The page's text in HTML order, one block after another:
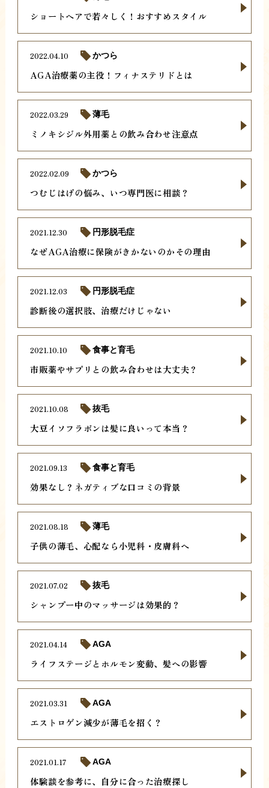
ショートヘアで若々しく！おすすめスタイル
AGA治療薬の主役！フィナステリドとは
2022.04.10 かつら
ミノキシジル外用薬との飲み合わせ注意点
2022.03.29 薄毛
つむじはげの悩み、いつ専門医に相談？
2022.02.09 かつら
なぜAGA治療に保険がきかないのかその理由
2021.12.30 円形脱毛症
診断後の選択肢、治療だけじゃない
2021.12.03 円形脱毛症
市販薬やサプリとの飲み合わせは大丈夫？
2021.10.10 食事と育毛
大豆イソフラボンは髪に良いって本当？
2021.10.08 抜毛
効果なし？ネガティブな口コミの背景
2021.09.13 食事と育毛
子供の薄毛、心配なら小児科・皮膚科へ
2021.08.18 薄毛
シャンプー中のマッサージは効果的？
2021.07.02 抜毛
ライフステージとホルモン変動、髪への影響
2021.04.14 AGA
エストロゲン減少が薄毛を招く？
2021.03.31 AGA
体験談を参考に、自分に合った治療探し
2021.01.17 AGA